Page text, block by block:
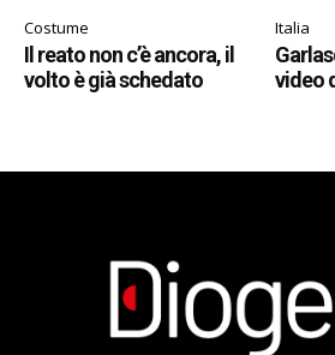
Costume
Il reato non c’è ancora, il
volto è già schedato
Italia
video